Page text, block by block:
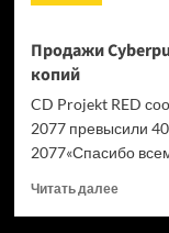
Продажи
копий
CD Projekt RED
2077 превысили
2077«Спасибо
Читать далее